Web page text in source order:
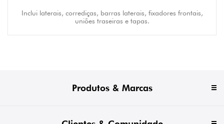
Inclui laterais, corrediças, barras laterais, fixadores frontais,
uniões traseiras e tapas.
Produtos & Marcas